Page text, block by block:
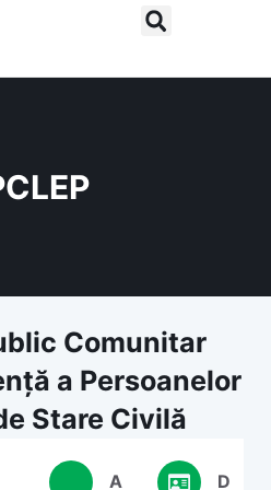
Comunitar
a Persoanelor
Stare Civilă
A
D